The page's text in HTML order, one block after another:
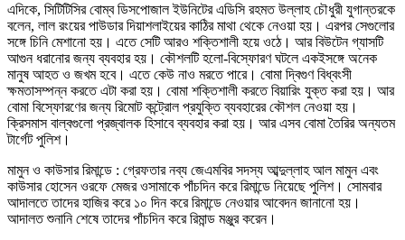
এদিকে, সিটিটিসির বোম্ব ডিসপোজাল ইউনিটের এডিসি রহমত উল্লাহ চৌধুরী যুগান্তরকে
বলেন, লাল রংয়ের পাউডার দিয়াশলাইয়ের কাঠির মাথা থেকে নেওয়া হয়। এরপর সেগুলোর
সঙ্গে চিনি মেশানো হয়। এতে সেটি আরও শক্তিশালী হয়ে ওঠে। আর বিউটেন গ্যাসটি
আগুন ধরানোর জন্য ব্যবহার হয়। কৌশলটি হলো-বিস্ফোরণ ঘটলে একইসঙ্গে অনেক
মানুষ আহত ও জখম হবে। এতে কেউ নাও মরতে পারে। বোমা দ্বিগুণ বিধ্বংসী
ক্ষমতাসম্পন্ন করতে এটা করা হয়। বোমা শক্তিশালী করতে বিয়ারিং যুক্ত করা হয়। আর
বোমা বিস্ফোরণের জন্য রিমোট কন্ট্রোল প্রযুক্তি ব্যবহারের কৌশল নেওয়া হয়।
ক্রিসমাস বাল্বগুলো প্রজ্বালক হিসাবে ব্যবহার করা হয়। আর এসব বোমা তৈরির অন্যতম
টার্গেট পুলিশ।
মামুন ও কাউসার রিমান্ডে : গ্রেফতার নব্য জেএমবির সদস্য আব্দুল্লাহ আল মামুন এবং
কাউসার হোসেন ওরফে মেজর ওসামাকে পাঁচদিন করে রিমান্ডে নিয়েছে পুলিশ। সোমবার
আদালতে তাদের হাজির করে ১০ দিন করে রিমান্ডে নেওয়ার আবেদন জানানো হয়।
আদালত শুনানি শেষে তাদের পাঁচদিন করে রিমান্ড মঞ্জুর করেন।